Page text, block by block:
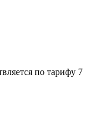
по тарифу 7